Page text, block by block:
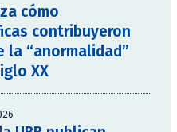
cómo
contribuyeron
la “anormalidad”
XX